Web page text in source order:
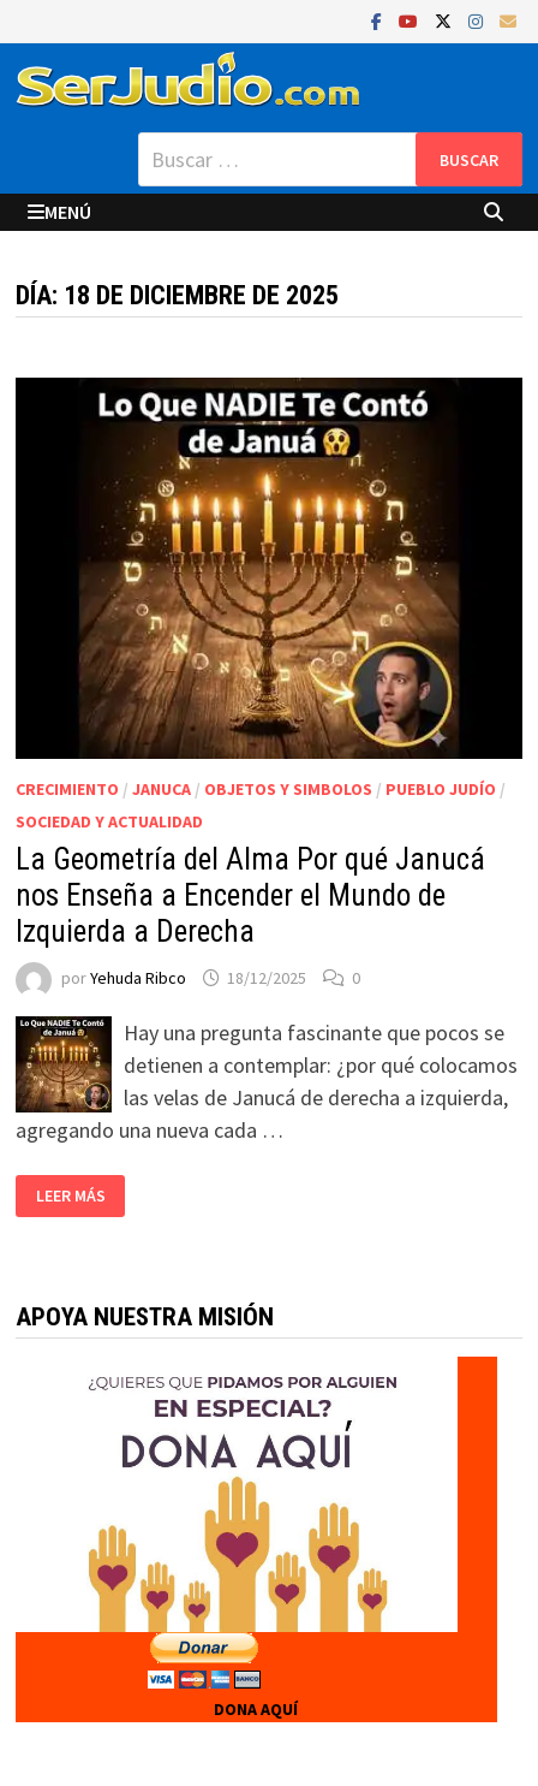
al
contenido
Buscar:
MENÚ
DÍA: 18 DE DICIEMBRE DE 2025
CRECIMIENTO / JANUCA/ OBJETOS Y SIMBOLOS / PUEBLO JUDÍO /
SOCIEDAD Y ACTUALIDAD
La Geometría del Alma Por qué Janucá
nos Enseña a Encender el Mundo de
Izquierda a Derecha
porYehuda Ribco 18/12/2025 0
Hay una pregunta fascinante que pocos se
detienen a contemplar: ¿por qué colocamos
las velas de Janucá de derecha a izquierda,
agregando una nueva cada …
LEER MÁS
APOYA NUESTRA MISIÓN
DONA AQUÍ